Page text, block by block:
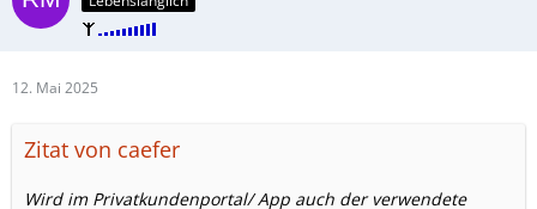
12. Mai 2025
Zitat von caefer
Wird im Privatkundenportal/ App auch der verwendete